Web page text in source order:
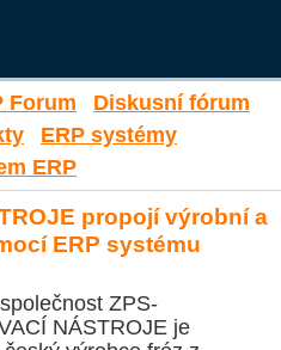
Forum
Diskusní fórum
ERP systémy
ERP
propojí výrobní a
ERP systému
ZPS-
NÁSTROJE je